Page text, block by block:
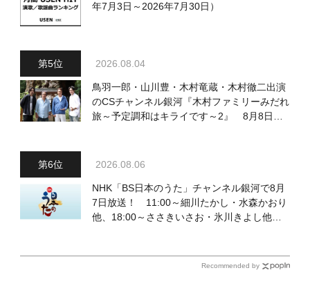
年7月3日～2026年7月30日）
2026.08.04
鳥羽一郎・山川豊・木村竜蔵・木村徹二出演
のCSチャンネル銀河『木村ファミリーみだれ
旅～予定調和はキライです～2』 8月8日
2026.08.06
NHK「BS日本のうた」チャンネル銀河で8月
7日放送！ 11:00～細川たかし・水森かおり
他、18:00～ささきいさお・氷川きよし他登
Recommended by